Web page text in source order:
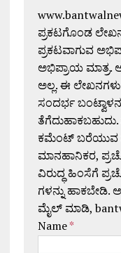
ಪ್ರಕಟಗೊಂಡ
ಪ್ರಕಟವಾಗುವ
ಅಭಿಪ್ರಾಯ ಮಾತ್ರ.
ಅಲ್ಲ. ಈ
ಸಂದರ್ಭ
ಕಮೆಂಟ್ ಬರೆಯುವ
ಮಾನಹಾನಿಕರ,
ವಿರುದ್ಧ ಹಿಂಸೆಗೆ
ಗಳನ್ನು ಹಾಕಬೇಡಿ.
ಮೈಲ್ ಮಾಡಿ,
Name*